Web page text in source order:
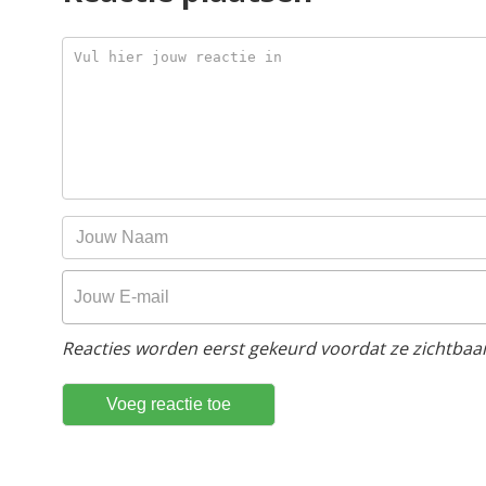
Reacties worden eerst gekeurd voordat ze